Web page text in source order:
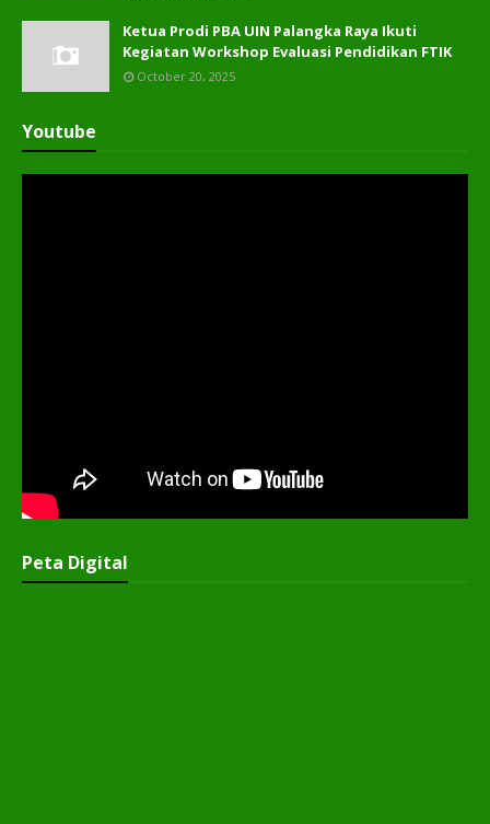
Ketua Prodi PBA UIN Palangka Raya Ikuti
Kegiatan Workshop Evaluasi Pendidikan FTIK
October 20, 2025
Youtube
Peta Digital